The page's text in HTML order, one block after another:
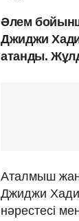
Әлем
Джиджи
атанды.
Аталмыш
Джиджи
нәрестесі